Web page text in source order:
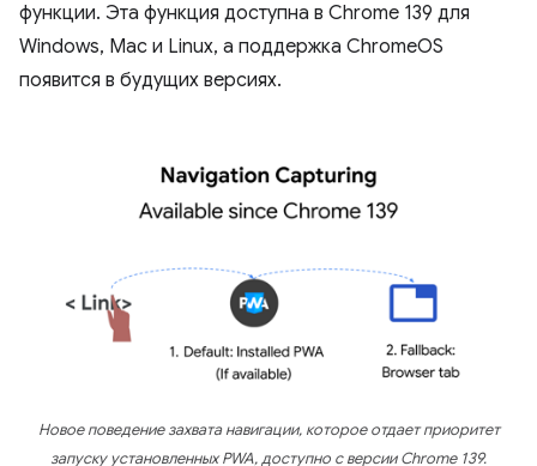
функции. Эта функция доступна в Chrome 139 для
Windows, Mac и Linux, а поддержка ChromeOS
появится в будущих версиях.
Новое поведение захвата навигации, которое отдает приоритет
запуску установленных PWA, доступно с версии Chrome 139.